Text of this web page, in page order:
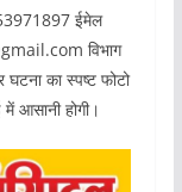
ईमेल
विभाग
का स्पष्ट फोटो
आसानी होगी।